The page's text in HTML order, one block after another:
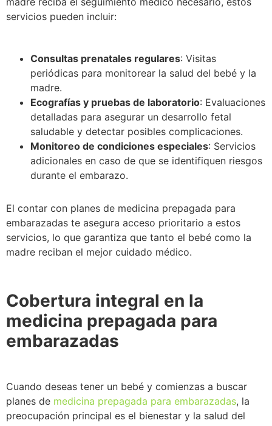
servicios pueden incluir:
Consultas prenatales regulares: Visitas
periódicas para monitorear la salud del bebé y la
madre.
Ecografías y pruebas de laboratorio: Evaluaciones
detalladas para asegurar un desarrollo fetal
saludable y detectar posibles complicaciones.
Monitoreo de condiciones especiales: Servicios
adicionales en caso de que se identifiquen riesgos
durante el embarazo.
El contar con planes de medicina prepagada para
embarazadas te asegura acceso prioritario a estos
servicios, lo que garantiza que tanto el bebé como la
madre reciban el mejor cuidado médico.
Cobertura integral en la
medicina prepagada para
embarazadas
Cuando deseas tener un bebé y comienzas a buscar
planes de medicina prepagada para embarazadas, la
preocupación principal es el bienestar y la salud del